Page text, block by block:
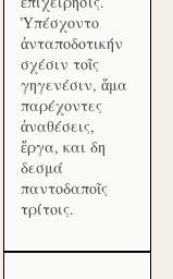
Ὑπέσχοντο
ἀνταποδοτικήν
σχέσιν τοῖς
γηγενέσιν, ἅμα
παρέχοντες
ἀναθέσεις,
ἔργα, και δη
δεσμά
παντοδαποῖς
τρίτοις.